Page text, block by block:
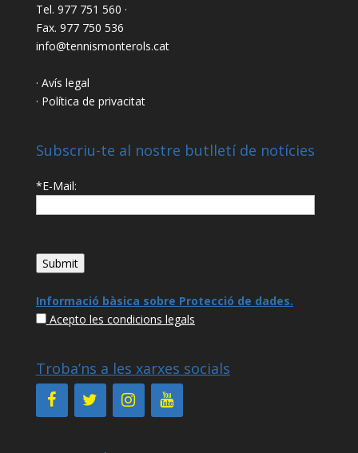
Tel. 977 751 560 ·
Fax. 977 750 536
info@tennismonterols.cat
· Avís legal
· Política de privacitat
Subscriu-te al nostre butlletí de notícies
*E-Mail:
Informació bàsica sobre Protecció de dades.
Acepto les condicions legals
Troba’ns a les xarxes socials